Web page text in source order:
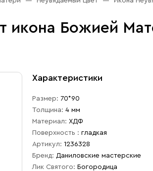
икона Божией
Характеристики
Размер: 70*90
Толщина: 4 мм
Материал: ХДФ
Поверхность : гладкая
Артикул: 1236328
Бренд: Даниловские мастерские
Лик Святого: Богородица